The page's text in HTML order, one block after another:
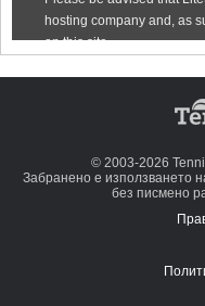
© 2003-2026
Забранено е използването
без писмено